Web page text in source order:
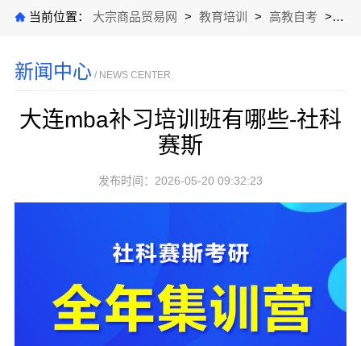
当前位置： 大宗商品贸易网 > 教育培训 > 高教自考 > 公
新闻中心 / NEWS CENTER
大连mba补习培训班有哪些-社科
赛斯
发布时间：2026-05-20 09:32:23